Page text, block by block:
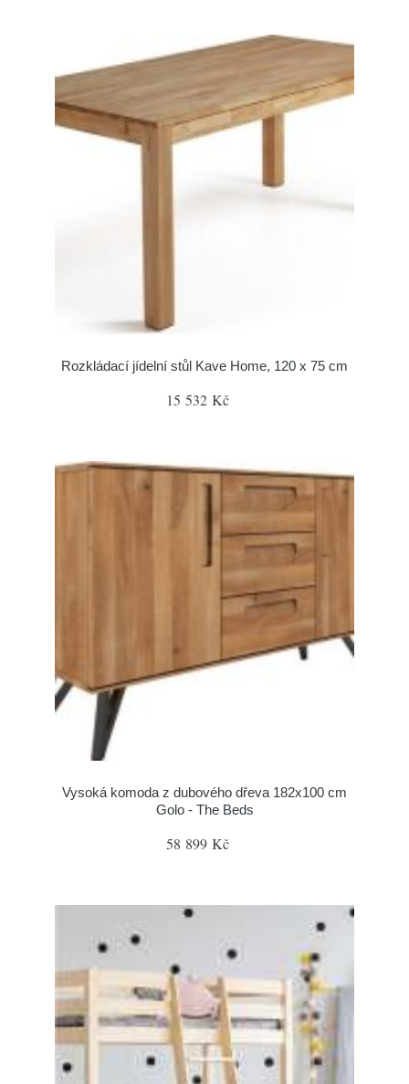
Rozkládací jídelní stůl Kave Home, 120 x 75 cm
15 532 Kč
Vysoká komoda z dubového dřeva 182x100 cm
Golo - The Beds
58 899 Kč